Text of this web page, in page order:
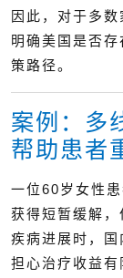
因此，对于多
明确美国是否
策路径。
案例：多
帮助患者
一位60岁女性
获得短暂缓解
疾病进展时，
担心治疗收益